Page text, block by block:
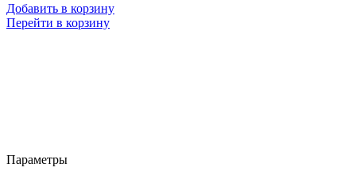
Добавить в корзину
Перейти в корзину
Параметры